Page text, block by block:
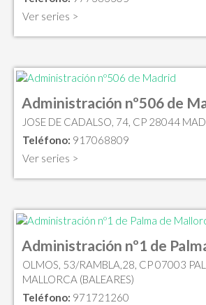
Ver series >
Administración nº506 de
JOSE DE CADALSO, 74, CP 28044
Teléfono: 917068809
Ver series >
Administración nº1 de
OLMOS, 53/RAMBLA,28, CP 07003
MALLORCA (BALEARES)
Teléfono: 971721260